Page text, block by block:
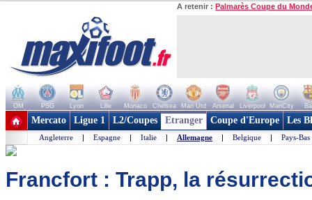
A retenir : Palmarès Coupe du
OM PSG Lyon Lille Monaco Chelsea Man Utd Arsenal Liverpool ManCity
+ de clubs
Mercato Ligue 1 L2/Coupes Etranger Coupe d'Europe Les
Angleterre | Espagne | Italie | Allemagne | Belgique | Pays-Bas
Francfort : Trapp, la